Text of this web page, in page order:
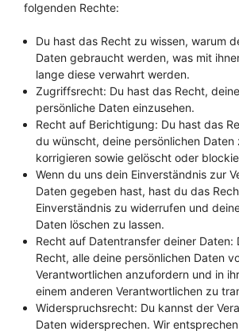
folgenden Rechte:
Du hast das Recht zu wissen, warum
Daten gebraucht werden, was mit
lange diese verwahrt werden.
Zugriffsrecht: Du hast das Recht,
persönliche Daten einzusehen.
Recht auf Berichtigung: Du hast das
du wünscht, deine persönlichen Daten
korrigieren sowie gelöscht oder
Wenn du uns dein Einverständnis zur
Daten gegeben hast, hast du das
Einverständnis zu widerrufen und
Daten löschen zu lassen.
Recht auf Datentransfer deiner Daten:
Recht, alle deine persönlichen Daten
Verantwortlichen anzufordern und in
einem anderen Verantwortlichen zu
Widerspruchsrecht: Du kannst der
Daten widersprechen. Wir